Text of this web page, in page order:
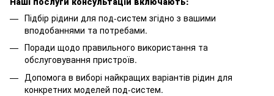
Підбір рідини для под-систем згідно з вашими
вподобаннями та потребами.
Поради щодо правильного використання та
обслуговування пристроїв.
Допомога в виборі найкращих варіантів рідин для
конкретних моделей под-систем.